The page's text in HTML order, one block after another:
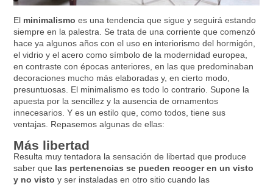
El minimalismo es una tendencia que sigue y seguirá estando
siempre en la palestra. Se trata de una corriente que comenzó
hace ya algunos años con el uso en interiorismo del hormigón,
el vidrio y el acero como símbolo de la modernidad europea,
en contraste con épocas anteriores, en las que predominaban
decoraciones mucho más elaboradas y, en cierto modo,
presuntuosas. El minimalismo es todo lo contrario. Supone la
apuesta por la sencillez y la ausencia de ornamentos
innecesarios. Y es un estilo que, como todos, tiene sus
ventajas. Repasemos algunas de ellas:
Más libertad
Resulta muy tentadora la sensación de libertad que produce
saber que las pertenencias se pueden recoger en un visto
y no visto y ser instaladas en otro sitio cuando las